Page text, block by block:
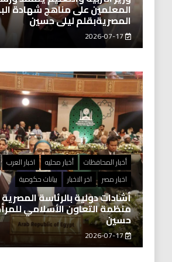
المعلمين على مناهج شهادة
المصريةبقلم ليلى حسين
2026-07-17
أخبار المحافظات أخبار محليه اخبار العرب
اخبار مصر
اخر الاخبار بيانات حكومية
أشادات دولية بالرئاسة
منظمة التعاون الأسلامي
حسين
2026-07-17